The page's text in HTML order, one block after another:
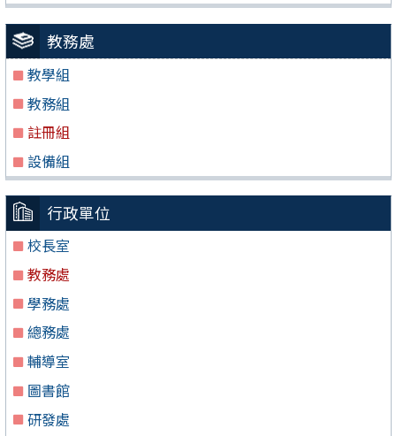
教務處
教學組
教務組
註冊組
設備組
行政單位
校長室
教務處
學務處
總務處
輔導室
圖書館
研發處